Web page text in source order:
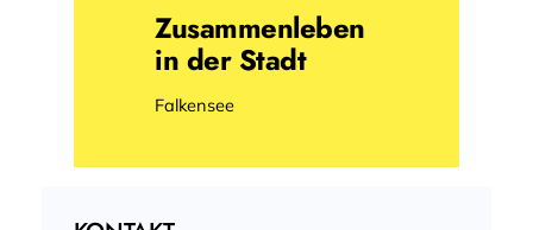
Zusammenleben
in der Stadt
Falkensee